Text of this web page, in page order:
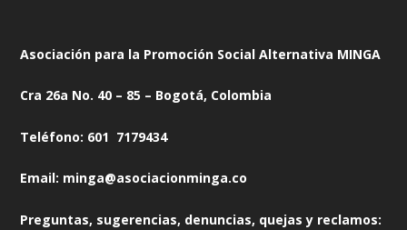
Asociación para la Promoción Social Alternativa MINGA
Cra 26a No. 40 – 85 – Bogotá, Colombia
Teléfono: 601 7179434
Email: minga@asociacionminga.co
Preguntas, sugerencias, denuncias, quejas y reclamos: